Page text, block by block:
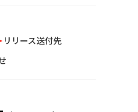
リリース送付先